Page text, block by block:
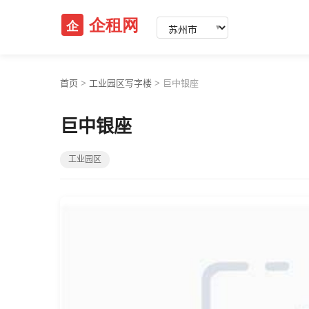
▼
首页 > 工业园区写字楼 > 巨中银座
巨中银座
工业园区